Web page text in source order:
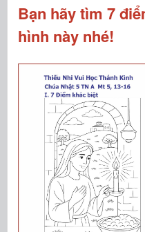
Bạn hãy tìm 7
hình này nhé!